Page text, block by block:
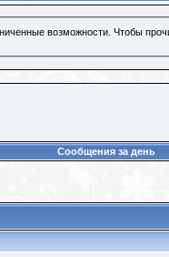
возможности. Чтобы
Сообщения за день